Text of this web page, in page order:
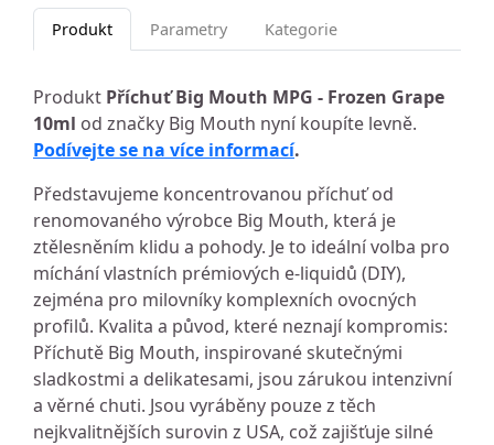
Produkt Parametry Kategorie
Produkt Příchuť Big Mouth MPG - Frozen Grape
10ml od značky Big Mouth nyní koupíte levně.
Podívejte se na více informací.
Představujeme koncentrovanou příchuť od
renomovaného výrobce Big Mouth, která je
ztělesněním klidu a pohody. Je to ideální volba pro
míchání vlastních prémiových e-liquidů (DIY),
zejména pro milovníky komplexních ovocných
profilů. Kvalita a původ, které neznají kompromis:
Příchutě Big Mouth, inspirované skutečnými
sladkostmi a delikatesami, jsou zárukou intenzivní
a věrné chuti. Jsou vyráběny pouze z těch
nejkvalitnějších surovin z USA, což zajišťuje silné